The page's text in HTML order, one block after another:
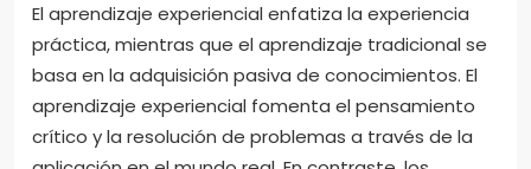
El aprendizaje experiencial enfatiza la experiencia
práctica, mientras que el aprendizaje tradicional se
basa en la adquisición pasiva de conocimientos. El
aprendizaje experiencial fomenta el pensamiento
crítico y la resolución de problemas a través de la